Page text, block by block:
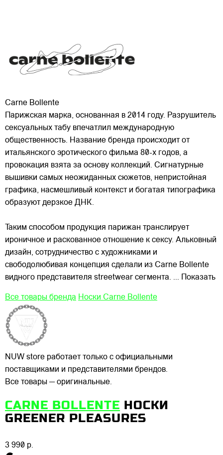
Carne Bollente
Парижская марка, основанная в 2014 году. Разрушитель
сексуальных табу впечатлил международную
общественность. Название бренда происходит от
итальянского эротического фильма 80-х годов, а
провокация взята за основу коллекций. Сигнатурные
вышивки самых неожиданных сюжетов, непристойная
графика, насмешливый контекст и богатая типографика
образуют дерзкое ДНК.
Таким способом продукция парижан транслирует
ироничное и раскованное отношение к сексу. Альковный
дизайн, сотрудничество с художниками и
свободолюбивая концепция сделали из Carne Bollente
видного представителя streetwear сегмента. ... Показать
Все товары бренда Носки Carne Bollente
NUW store работает только с официальными
поставщиками и представителями брендов.
Все товары — оригинальные.
CARNE BOLLENTE НОСКИ
GREENER PLEASURES
3 990 р.